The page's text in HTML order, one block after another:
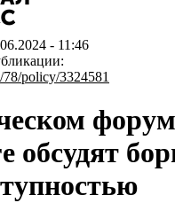
- 11:46
78/policy/3324581
обсудят